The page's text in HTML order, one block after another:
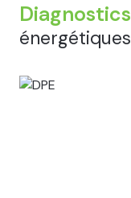
Diagnostics
énergétiques